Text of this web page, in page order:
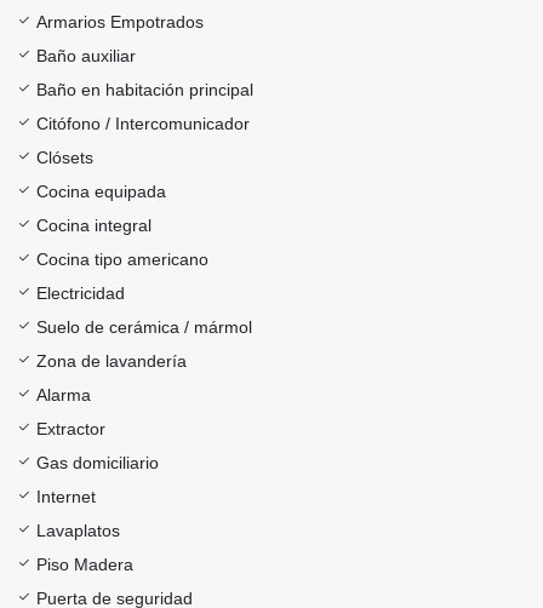
Armarios Empotrados
Baño auxiliar
Baño en habitación principal
Citófono / Intercomunicador
Clósets
Cocina equipada
Cocina integral
Cocina tipo americano
Electricidad
Suelo de cerámica / mármol
Zona de lavandería
Alarma
Extractor
Gas domiciliario
Internet
Lavaplatos
Piso Madera
Puerta de seguridad